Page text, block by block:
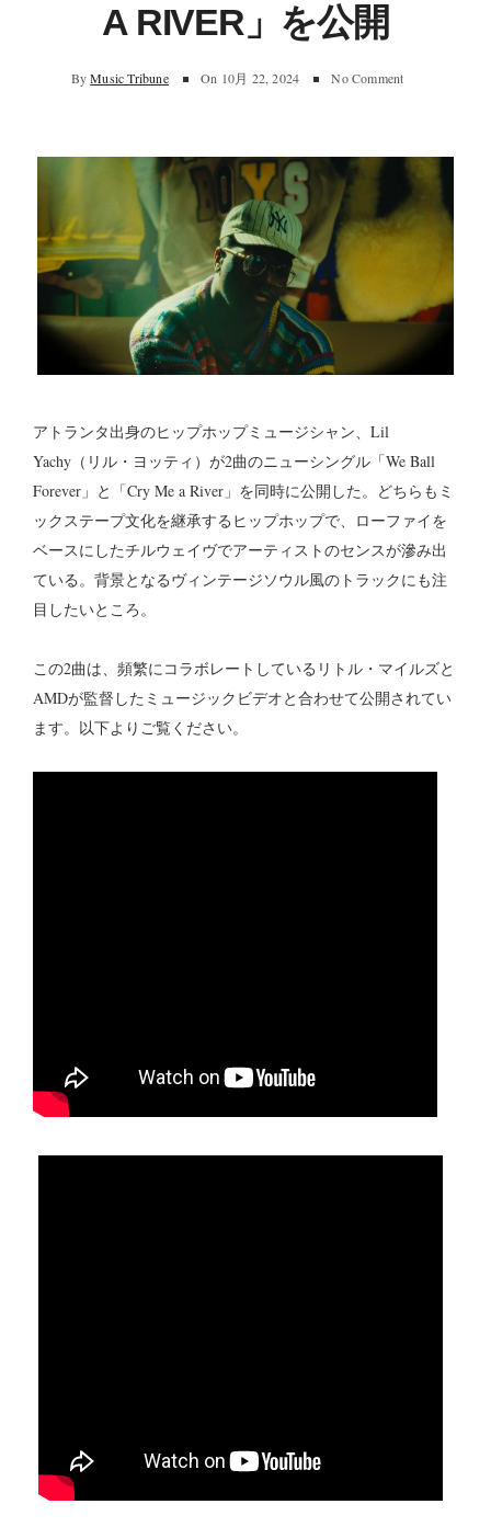
A RIVER」を公開
By Music Tribune On 10月 22, 2024 No Comment
アトランタ出身のヒップホップミュージシャン、Lil
Yachy（リル・ヨッティ）が2曲のニューシングル「We Ball
Forever」と「Cry Me a River」を同時に公開した。どちらもミ
ックステープ文化を継承するヒップホップで、ローファイを
ベースにしたチルウェイヴでアーティストのセンスが滲み出
ている。背景となるヴィンテージソウル風のトラックにも注
目したいところ。
この2曲は、頻繁にコラボレートしているリトル・マイルズと
AMDが監督したミュージックビデオと合わせて公開されてい
ます。以下よりご覧ください。